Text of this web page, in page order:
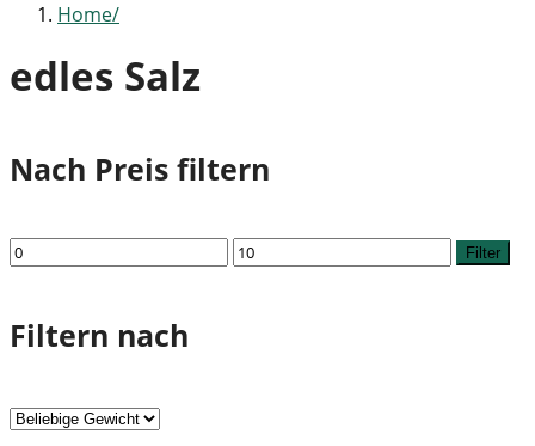
Home
edles Salz
Nach Preis filtern
Min.
Preis
Max.
Preis
Filter
Filtern nach